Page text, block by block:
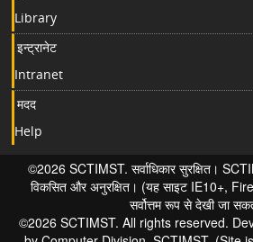
Library
इन्ट्रानेट
Intranet
मदद
Help
©2026 SCTIMST. सर्वाधिकार सुरक्षित।
विकसित और अनुरक्षित। (यह साइट IE10+,
सर्वोत्तम रूप से देखी जा
©2026 SCTIMST. All rights reserved.